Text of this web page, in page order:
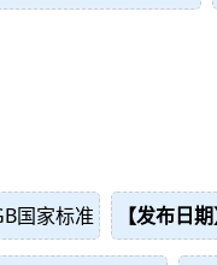
国家标准 【发布日期